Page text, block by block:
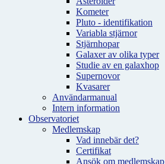
Kometer
Pluto - identifikation
Variabla stjärnor
Stjärnhopar
Galaxer av olika typer
Studie av en galaxhop
Supernovor
Kvasarer
Användarmanual
Intern information
Observatoriet
Medlemskap
Vad innebär det?
Certifikat
Ansök om medlemskap